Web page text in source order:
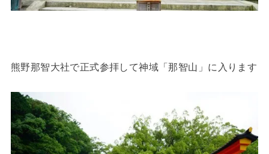
熊野那智大社で正式参拝して神域「那智山」に入ります